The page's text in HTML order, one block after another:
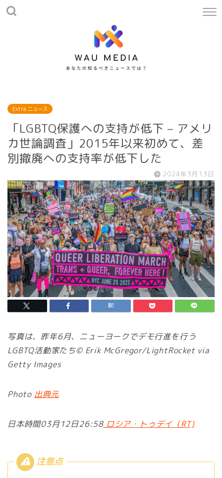
Extra ニュース
「LGBTQ保護への支持が低下 – アメリ
カ世論調査」2015年以来初めて、差
別撤廃への支持率が低下した
2024年3月13日
写真は、昨年6月、ニューヨークでデモ行進を行う
LGBTQ活動家たち© Erik McGregor/LightRocket via
Getty Images
Photo 出典元
日本時間03月12日26:58 ロシア・トゥデイ（RT)